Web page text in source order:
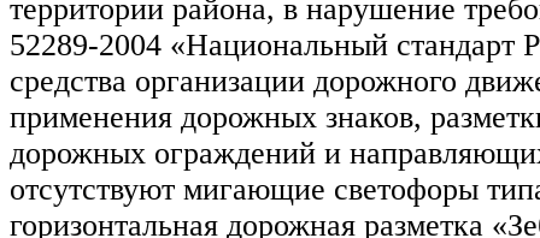
территории района, в нарушение
52289-2004 «Национальный стандарт
средства организации дорожного
применения дорожных знаков,
дорожных ограждений и
отсутствуют мигающие светофоры
горизонтальная дорожная разметка